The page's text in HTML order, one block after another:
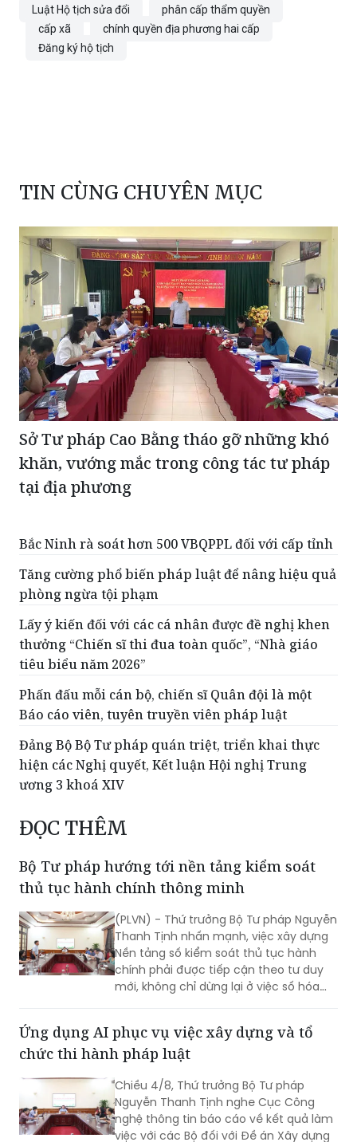
Luật Hộ tịch sửa đổi
phân cấp thẩm quyền
cấp xã
chính quyền địa phương hai cấp
Đăng ký hộ tịch
TIN CÙNG CHUYÊN MỤC
Sở Tư pháp Cao Bằng tháo gỡ những khó
khăn, vướng mắc trong công tác tư pháp
tại địa phương
Bắc Ninh rà soát hơn 500 VBQPPL đối với cấp tỉnh
Tăng cường phổ biến pháp luật để nâng hiệu quả
phòng ngừa tội phạm
Lấy ý kiến đối với các cá nhân được đề nghị khen
thưởng “Chiến sĩ thi đua toàn quốc”, “Nhà giáo
tiêu biểu năm 2026”
Phấn đấu mỗi cán bộ, chiến sĩ Quân đội là một
Báo cáo viên, tuyên truyền viên pháp luật
Đảng Bộ Bộ Tư pháp quán triệt, triển khai thực
hiện các Nghị quyết, Kết luận Hội nghị Trung
ương 3 khoá XIV
ĐỌC THÊM
Bộ Tư pháp hướng tới nền tảng kiểm soát
thủ tục hành chính thông minh
(PLVN) - Thứ trưởng Bộ Tư pháp Nguyễn
Thanh Tịnh nhấn mạnh, việc xây dựng
Nền tảng số kiểm soát thủ tục hành
chính phải được tiếp cận theo tư duy
mới, không chỉ dừng lại ở việc số hóa
nghệ, mà phải hướng tới xây dựng một
nền tảng thực sự thông minh, chủ
gia tăng cho công tác quản lý nhà
nước.
Ứng dụng AI phục vụ việc xây dựng và tổ
chức thi hành pháp luật
Chiều 4/8, Thứ trưởng Bộ Tư pháp
Nguyễn Thanh Tịnh nghe Cục Công
nghệ thông tin báo cáo về kết quả làm
việc với các Bộ đối với Đề án Xây dựng